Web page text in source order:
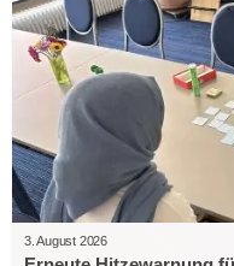
3. August 2026